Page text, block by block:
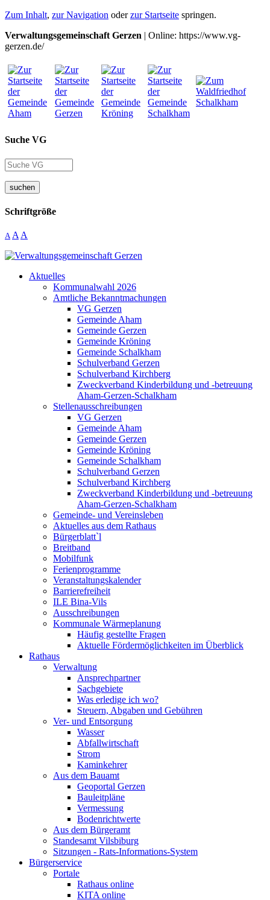
Zum Inhalt, zur Navigation oderzur Startseite springen.
Verwaltungsgemeinschaft Gerzen | Online: https://www.vg-
gerzen.de/
Suche VG
suchen
Schriftgröße
A A A
Aktuelles
Kommunalwahl 2026
Amtliche Bekanntmachungen
VG Gerzen
Gemeinde Aham
Gemeinde Gerzen
Gemeinde Kröning
Gemeinde Schalkham
Schulverband Gerzen
Schulverband Kirchberg
Zweckverband Kinderbildung und -betreuung
Aham-Gerzen-Schalkham
Stellenausschreibungen
VG Gerzen
Gemeinde Aham
Gemeinde Gerzen
Gemeinde Kröning
Gemeinde Schalkham
Schulverband Gerzen
Schulverband Kirchberg
Zweckverband Kinderbildung und -betreuung
Aham-Gerzen-Schalkham
Gemeinde- und Vereinsleben
Aktuelles aus dem Rathaus
Bürgerblatt`l
Breitband
Mobilfunk
Ferienprogramme
Veranstaltungskalender
Barrierefreiheit
ILE Bina-Vils
Ausschreibungen
Kommunale Wärmeplanung
Häufig gestellte Fragen
Aktuelle Fördermöglichkeiten im Überblick
Rathaus
Verwaltung
Ansprechpartner
Sachgebiete
Was erledige ich wo?
Steuern, Abgaben und Gebühren
Ver- und Entsorgung
Wasser
Abfallwirtschaft
Strom
Kaminkehrer
Aus dem Bauamt
Geoportal Gerzen
Bauleitpläne
Vermessung
Bodenrichtwerte
Aus dem Bürgeramt
Standesamt Vilsbiburg
Sitzungen - Rats-Informations-System
Bürgerservice
Portale
Rathaus online
KITA online